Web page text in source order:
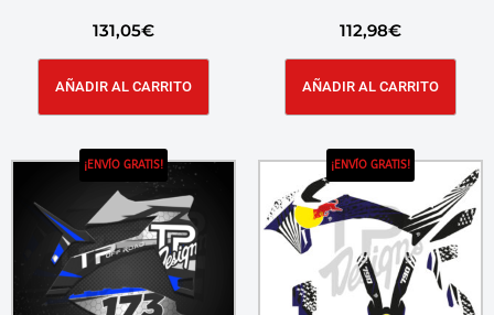
131,05€
AÑADIR AL CARRITO
112,98€
AÑADIR AL CARRITO
¡ENVÍO GRATIS! ¡ENVÍO GRATIS!